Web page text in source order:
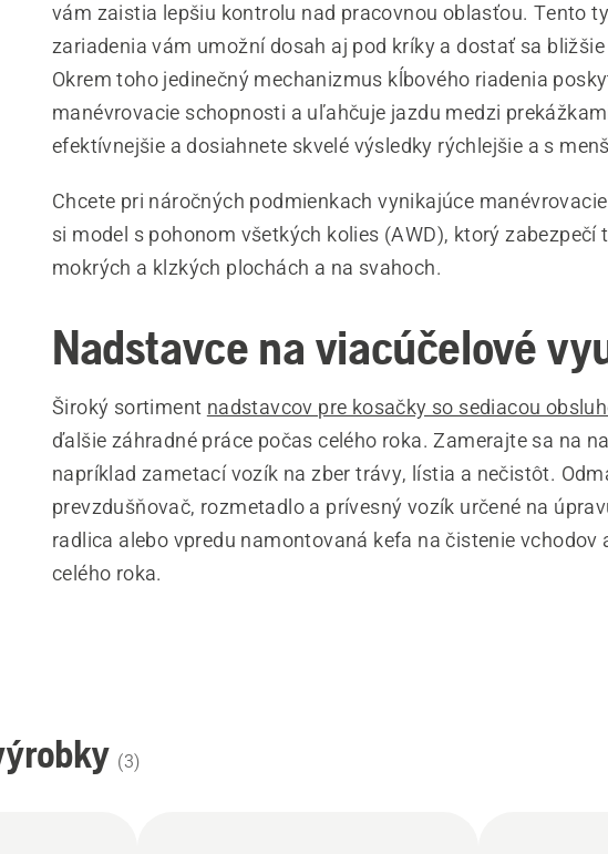
vám zaistia lepšiu kontrolu nad pracovnou oblasťou. Tento
zariadenia vám umožní dosah aj pod kríky a dostať sa
Okrem toho jedinečný mechanizmus kĺbového riadenia
manévrovacie schopnosti a uľahčuje jazdu medzi
efektívnejšie a dosiahnete skvelé výsledky rýchlejšie a s
Chcete pri náročných podmienkach vynikajúce
si model s pohonom všetkých kolies (AWD), ktorý zabezpečí
mokrých a klzkých plochách a na svahoch.
Nadstavce na viacúčelové
Široký sortiment nadstavcov pre kosačky so sediacou
ďalšie záhradné práce počas celého roka. Zamerajte sa na
napríklad zametací vozík na zber trávy, lístia a nečistôt.
prevzdušňovač, rozmetadlo a prívesný vozík určené na
radlica alebo vpredu namontovaná kefa na čistenie vchodov
celého roka.
(3)